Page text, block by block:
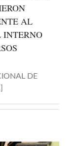
AL
INTERNO
DE